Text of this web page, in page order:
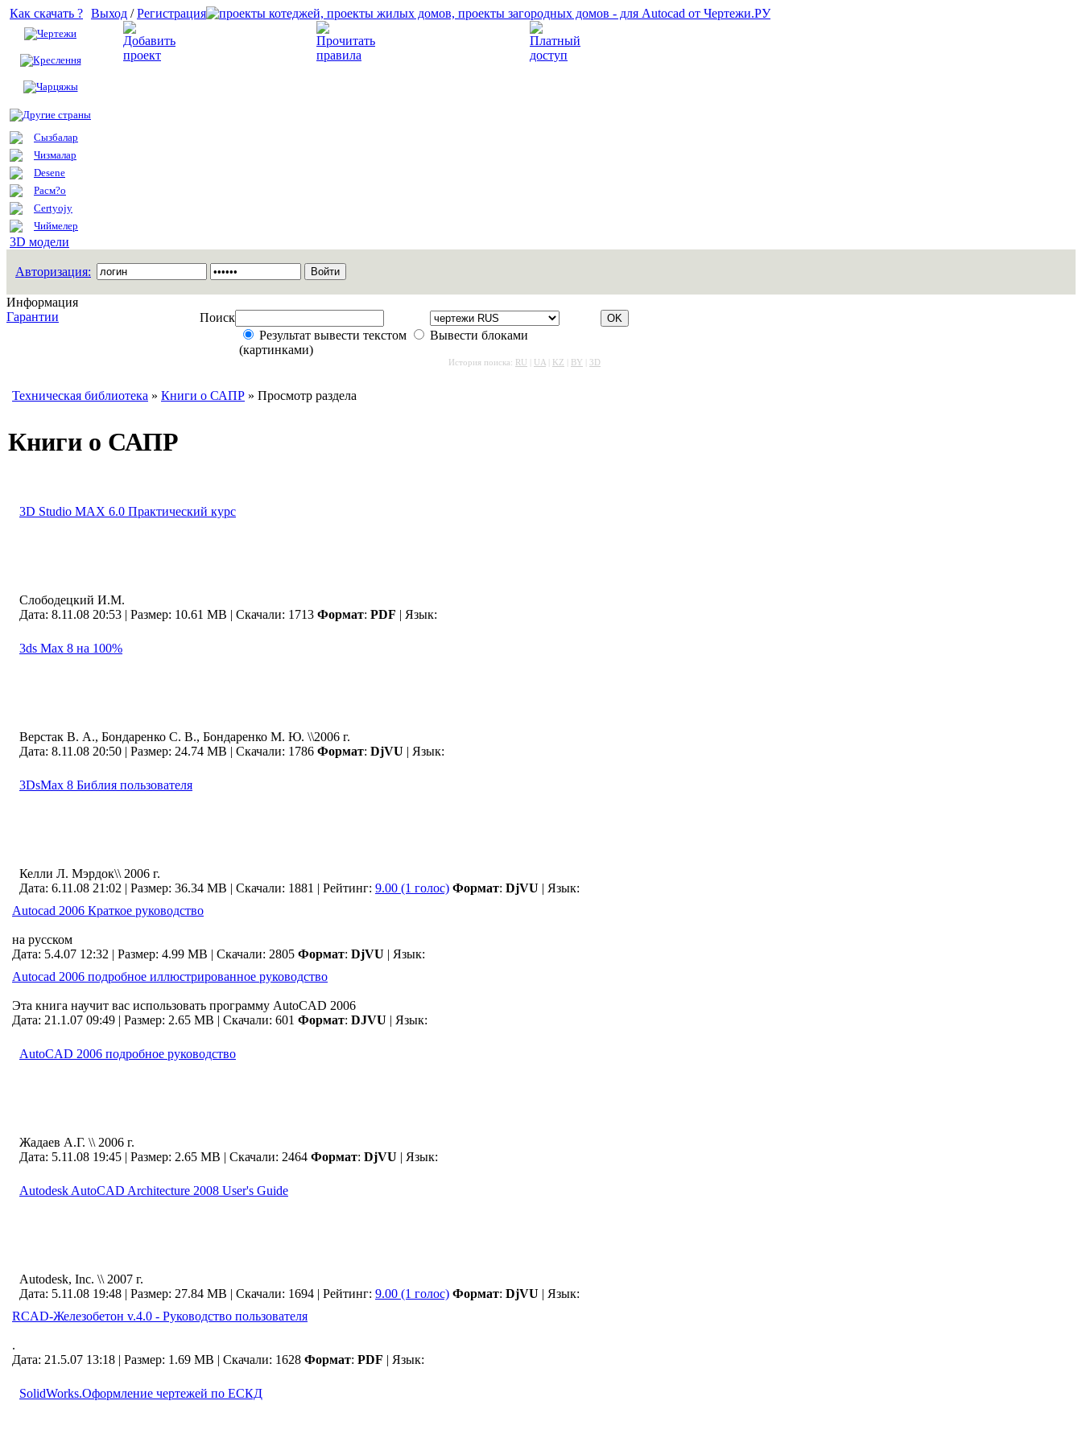
Как скачать ?
Чертежи
Креслення
Чарцяжы
Другие страны
Сызбалар
Чизмалар
Desene
Расм?о
Certyojy
Чиймелер
3D модели
Выход /Регистрация
Авторизация:
Информация
Гарантии
Поиск
Результат вывести текстом
Вывести блоками
(картинками)
История поиска: RU UA KZ BY 3D
Техническая библиотека » Книги о САПР » Просмотр раздела
Книги о САПР
3D Studio MAX 6.0 Практический курс
Слободецкий И.М.
Дата: 8.11.08 20:53 | Размер: 10.61 MB | Скачали: 1713 Формат: PDF | Язык:
3ds Max 8 на 100%
Верстак В. А., Бондаренко С. В., Бондаренко М. Ю. \\2006 г.
Дата: 8.11.08 20:50 | Размер: 24.74 MB | Скачали: 1786 Формат: DjVU | Язык:
3DsMax 8 Библия пользователя
Келли Л. Мэрдок\\ 2006 г.
Дата: 6.11.08 21:02 | Размер: 36.34 MB | Скачали: 1881 | Рейтинг: 9.00 (1 голос) Формат: DjVU | Язык:
Autocad 2006 Краткое руководство
на русском
Дата: 5.4.07 12:32 | Размер: 4.99 MB | Скачали: 2805 Формат: DjVU | Язык:
Autocad 2006 подробное иллюстрированное руководство
Эта книга научит вас использовать программу AutoCAD 2006
Дата: 21.1.07 09:49 | Размер: 2.65 MB | Скачали: 601 Формат: DJVU | Язык:
AutoCAD 2006 подробное руководство
Жадаев А.Г. \\ 2006 г.
Дата: 5.11.08 19:45 | Размер: 2.65 MB | Скачали: 2464 Формат: DjVU | Язык:
Autodesk AutoCAD Architecture 2008 User's Guide
Autodesk, Inc. \\ 2007 г.
Дата: 5.11.08 19:48 | Размер: 27.84 MB | Скачали: 1694 | Рейтинг: 9.00 (1 голос) Формат: DjVU | Язык:
RCAD-Железобетон v.4.0 - Руководство пользователя
.
Дата: 21.5.07 13:18 | Размер: 1.69 MB | Скачали: 1628 Формат: PDF | Язык:
SolidWorks.Оформление чертежей по ЕСКД